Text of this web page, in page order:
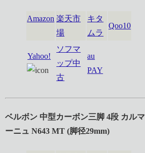
Amazon 楽天市
場
キタ
ムラ
Qoo10
Yahoo!
ソフマ
ップ中
古
au
PAY
ベルボン 中型カーボン三脚 4段 カルマ
ーニュ N643 MT (脚径29mm)